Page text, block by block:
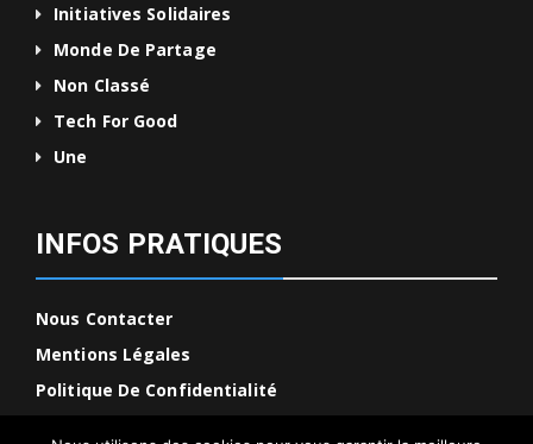
Initiatives Solidaires
Monde De Partage
Non Classé
Tech For Good
Une
INFOS PRATIQUES
Nous Contacter
Mentions Légales
Politique De Confidentialité